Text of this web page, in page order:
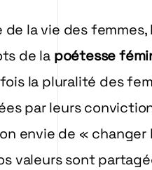
la vie des
de la poétesse
la pluralité des
par leurs
envie de « changer
valeurs sont